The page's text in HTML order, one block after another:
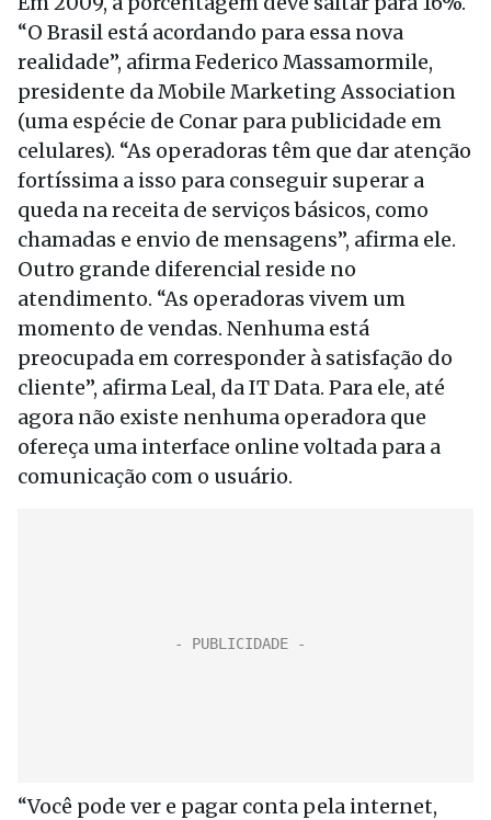
“O Brasil está acordando para essa nova
realidade”, afirma Federico Massamormile,
presidente da Mobile Marketing Association
(uma espécie de Conar para publicidade em
celulares). “As operadoras têm que dar atenção
fortíssima a isso para conseguir superar a
queda na receita de serviços básicos, como
chamadas e envio de mensagens”, afirma ele.
Outro grande diferencial reside no
atendimento. “As operadoras vivem um
momento de vendas. Nenhuma está
preocupada em corresponder à satisfação do
cliente”, afirma Leal, da IT Data. Para ele, até
agora não existe nenhuma operadora que
ofereça uma interface online voltada para a
comunicação com o usuário.
“Você pode ver e pagar conta pela internet,